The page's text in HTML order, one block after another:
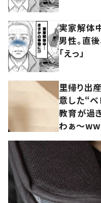
実家解体
男性。直
「えっ」
里帰り出
意した“
教育が過
わぁ～ww